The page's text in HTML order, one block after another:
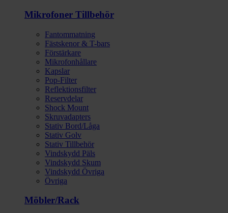
Mikrofoner Tillbehör
Fantommatning
Fästskenor & T-bars
Förstärkare
Mikrofonhållare
Kapslar
Pop-Filter
Reflektionsfilter
Reservdelar
Shock Mount
Skruvadapters
Stativ Bord/Låga
Stativ Golv
Stativ Tillbehör
Vindskydd Päls
Vindskydd Skum
Vindskydd Övriga
Övriga
Möbler/Rack